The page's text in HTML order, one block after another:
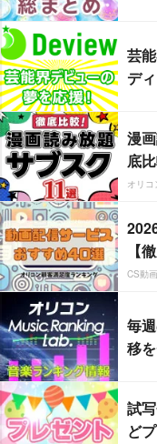
芸
デ
漫
底比
オリ
【
CS動
毎
移
試
ど